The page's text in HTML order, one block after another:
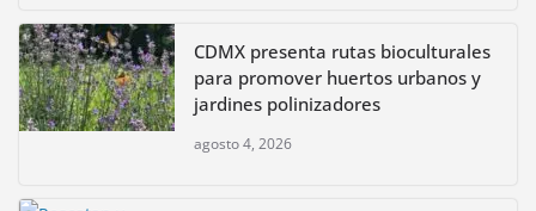
CDMX presenta rutas bioculturales
para promover huertos urbanos y
jardines polinizadores
agosto 4, 2026